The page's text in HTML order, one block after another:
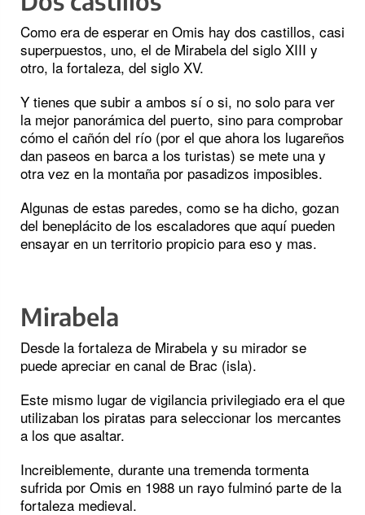
Como era de esperar en Omis hay dos castillos, casi
superpuestos, uno, el de Mirabela del siglo XIII y
otro, la fortaleza, del siglo XV.
Y tienes que subir a ambos sí o si, no solo para ver
la mejor panorámica del puerto, sino para comprobar
cómo el cañón del río (por el que ahora los lugareños
dan paseos en barca a los turistas) se mete una y
otra vez en la montaña por pasadizos imposibles.
Algunas de estas paredes, como se ha dicho, gozan
del beneplácito de los escaladores que aquí pueden
ensayar en un territorio propicio para eso y mas.
Mirabela
Desde la fortaleza de Mirabela y su mirador se
puede apreciar en canal de Brac (isla).
Este mismo lugar de vigilancia privilegiado era el que
utilizaban los piratas para seleccionar los mercantes
a los que asaltar.
Increiblemente, durante una tremenda tormenta
sufrida por Omis en 1988 un rayo fulminó parte de la
fortaleza medieval.